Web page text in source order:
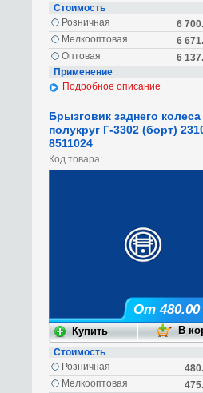
Стоимость
6
Розничная
6
Мелкооптовая
6
Оптовая
Применение
Подробное описание
Брызговик заднего
полукруг Г-3302 (борт)
8511024
Код товара:
От 480.00
Стоимость
Розничная
Мелкооптовая